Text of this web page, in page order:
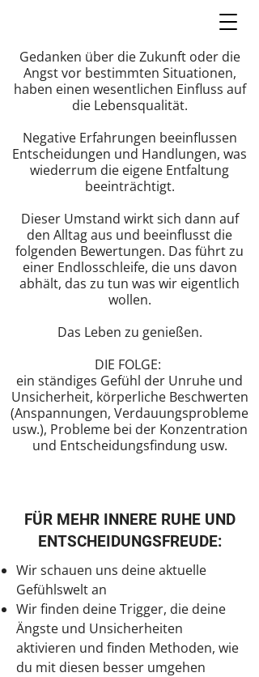
Gedanken über die Zukunft oder die
Angst vor bestimmten Situationen,
haben einen wesentlichen Einfluss auf
die Lebensqualität.
Negative Erfahrungen beeinflussen
Entscheidungen und Handlungen, was
wiederrum die eigene Entfaltung
beeinträchtigt.
Dieser Umstand wirkt sich dann auf
den Alltag aus und beeinflusst die
folgenden Bewertungen. Das führt zu
einer Endlosschleife, die uns davon
abhält, das zu tun was wir eigentlich
wollen.
Das Leben zu genießen.
DIE FOLGE:
ein ständiges Gefühl der Unruhe und
Unsicherheit, körperliche Beschwerten
(Anspannungen, Verdauungsprobleme
usw.), Probleme bei der Konzentration
und Entscheidungsfindung usw.
FÜR MEHR INNERE RUHE UND
ENTSCHEIDUNGSFREUDE:
Wir schauen uns deine aktuelle
Gefühlswelt an
Wir finden deine Trigger, die deine
Ängste und Unsicherheiten
aktivieren und finden Methoden, wie
du mit diesen besser umgehen